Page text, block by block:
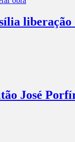
liberação
José